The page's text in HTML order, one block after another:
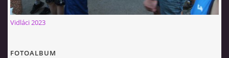
Vidláci 2023
FOTOALBUM